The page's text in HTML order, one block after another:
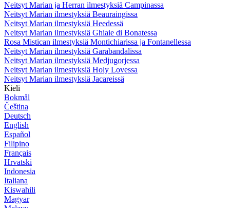
Neitsyt Marian ja Herran ilmestyksiä Campinassa
Neitsyt Marian ilmestyksiä Beauraingissa
Neitsyt Marian ilmestyksiä Heedessä
Neitsyt Marian ilmestyksiä Ghiaie di Bonatessa
Rosa Mistican ilmestyksiä Montichiarissa ja Fontanellessa
Neitsyt Marian ilmestyksiä Garabandalissa
Neitsyt Marian ilmestyksiä Medjugorjessa
Neitsyt Marian ilmestyksiä Holy Lovessa
Neitsyt Marian ilmestyksiä Jacareissä
Kieli
Bokmål
Čeština
Deutsch
English
Español
Filipino
Français
Hrvatski
Indonesia
Italiana
Kiswahili
Magyar